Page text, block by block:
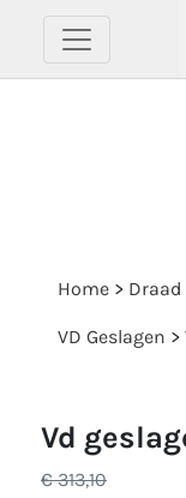
Home > Draad
VD Geslagen >
vd
€ 313,10